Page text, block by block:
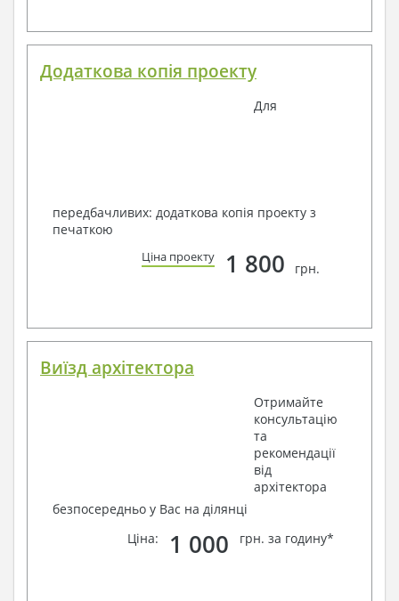
Додаткова копія проекту
Для
передбачливих: додаткова копія проекту з
печаткою
Ціна проекту 1 800 грн.
Виїзд архітектора
Отримайте
консультацію
та
рекомендації
від
архітектора
безпосередньо у Вас на ділянці
Ціна:
1 000 грн. за годину*